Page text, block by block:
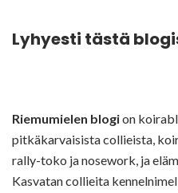
Lyhyesti tästä
Riemumielen blogion
pitkäkarvaisista collieista,
rally-toko ja nosework, ja
Kasvatan collieita